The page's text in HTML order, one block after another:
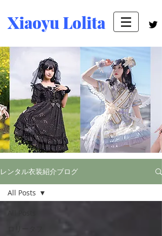
Xiaoyu Lolita
レンタル衣装紹介ブログ
All Posts